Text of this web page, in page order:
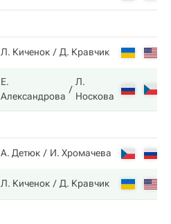
Л. Киченок Д. Кравчик
Е.
Александрова
Л.
Носкова
А. Детюк И. Хромачева
Л. Киченок Д. Кравчик